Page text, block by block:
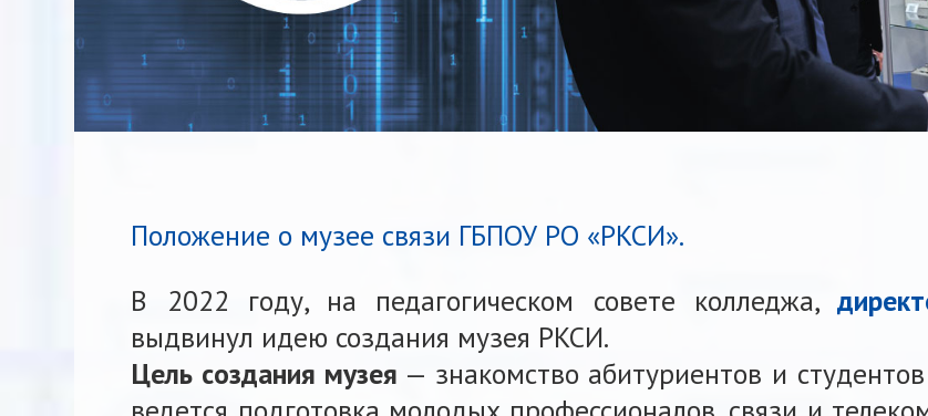
Положение о музее связи ГБПОУ РО «РКСИ».
В 2022 году, на педагогическом совете колледжа,
выдвинул идею создания музея РКСИ.
Цель создания музея — знакомство абитуриентов и